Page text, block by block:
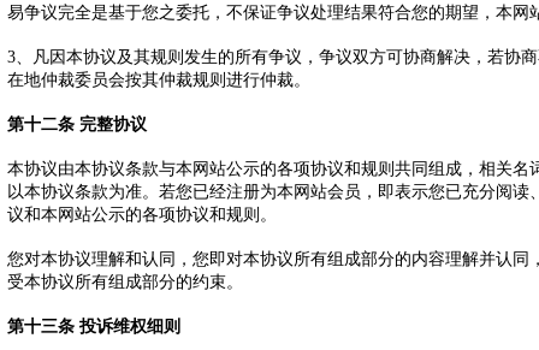
易争议完全是基于您之委托，不保证争议处理结果符合您的期望，本网
3、凡因本协议及其规则发生的所有争议，争议双方可协商解决，若协
在地仲裁委员会按其仲裁规则进行仲裁。
第十二条 完整协议
本协议由本协议条款与本网站公示的各项协议和规则共同组成，相关名
以本协议条款为准。若您已经注册为本网站会员，即表示您已充分阅读
议和本网站公示的各项协议和规则。
您对本协议理解和认同，您即对本协议所有组成部分的内容理解并认同
受本协议所有组成部分的约束。
第十三条 投诉维权细则